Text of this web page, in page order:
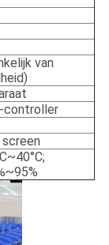
van
controller